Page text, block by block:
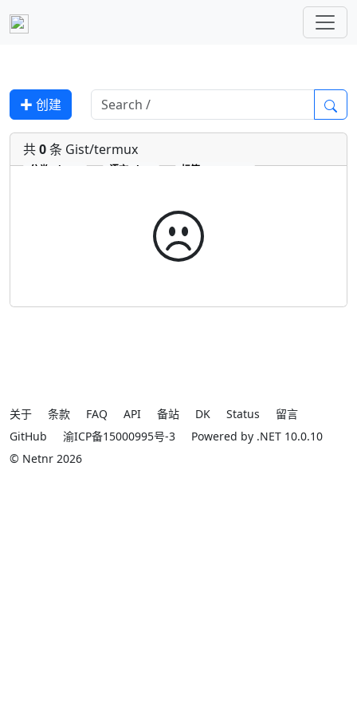
✚ 创建
共0条 Gist/termux
分类 Gist 语言 vb 标签
关于 条款 FAQ API 备站 DK Status
留言
GitHub
渝ICP备15000995号-3
Powered by .NET 10.0.10
© Netnr 2026